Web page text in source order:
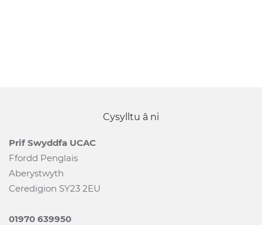
Cysylltu â ni
Prif Swyddfa UCAC
Ffordd Penglais
Aberystwyth
Ceredigion SY23 2EU
01970 639950